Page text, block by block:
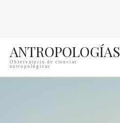
ANTROPOLOGÍAS
Observatorio de ciencias
antropológicas